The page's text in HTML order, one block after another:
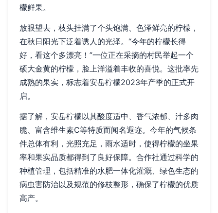
檬鲜果。
放眼望去，枝头挂满了个头饱满、色泽鲜亮的柠檬，
在秋日阳光下泛着诱人的光泽。“今年的柠檬长得
好，看这个多漂亮！”一位正在采摘的村民举起一个
硕大金黄的柠檬，脸上洋溢着丰收的喜悦。这批率先
成熟的果实，标志着安岳柠檬2023年产季的正式开
启。
据了解，安岳柠檬以其酸度适中、香气浓郁、汁多肉
脆、富含维生素C等特质而闻名遐迩。今年的气候条
件总体有利，光照充足，雨水适时，使得柠檬的坐果
率和果实品质都得到了良好保障。合作社通过科学的
种植管理，包括精准的水肥一体化灌溉、绿色生态的
病虫害防治以及规范的修枝整形，确保了柠檬的优质
高产。